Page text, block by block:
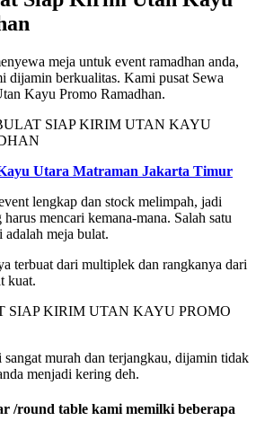
meja untuk event ramadhan anda,
dijamin berkualitas. Kami pusat Sewa
Kayu Promo Ramadhan.
Utara Matraman Jakarta Timur
lengkap dan stock melimpah, jadi
mencari kemana-mana. Salah satu
meja bulat.
terbuat dari multiplek dan rangkanya dari
kuat.
murah dan terjangkau, dijamin tidak
menjadi kering deh.
/round table kami memilki beberapa